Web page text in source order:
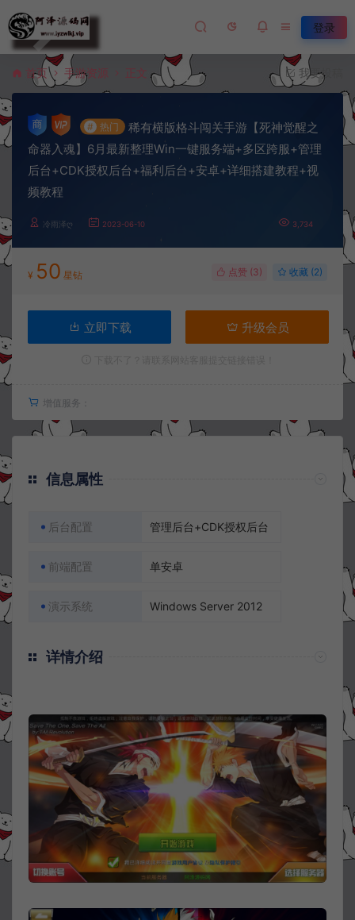
登录
首页 手游资源 正文 我要投稿
# 热门
稀有横版格斗闯关手游【死神觉醒之
命器入魂】6月最新整理Win一键服务端+多区跨服+管理
后台+CDK授权后台+福利后台+安卓+详细搭建教程+视
频教程
冷雨泽ღ 2023-06-10 3,734
¥ 50 星钻 点赞 (3) 收藏 (2)
立即下载 升级会员
增值服务：
信息属性
后台配置 管理后台+CDK授权后台
前端配置 单安卓
演示系统 Windows Server 2012
详情介绍